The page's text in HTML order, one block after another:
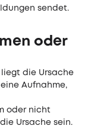
sendet.
oder
liegt die Ursache
Aufnahme,
oder nicht
Ursache sein.